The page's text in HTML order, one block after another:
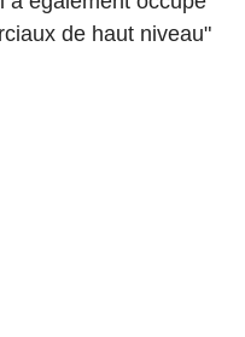
de haut niveau"